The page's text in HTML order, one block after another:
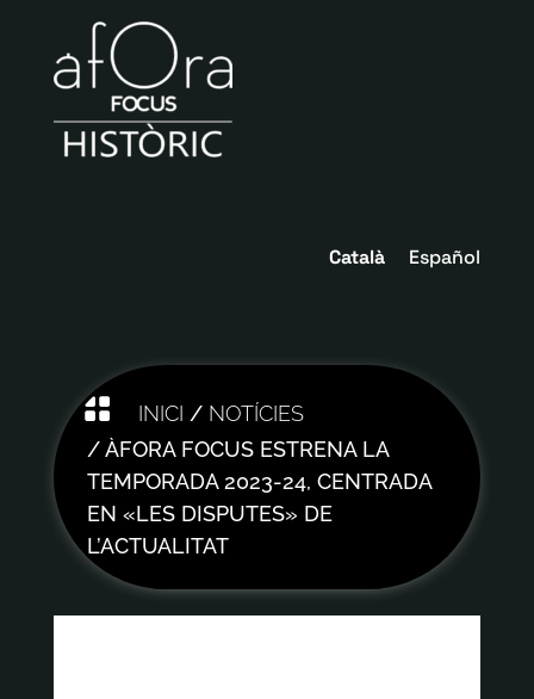
Català Español
 INICI / NOTÍCIES
/ ÀFORA FOCUS ESTRENA LA
TEMPORADA 2023-24, CENTRADA
EN «LES DISPUTES» DE
L’ACTUALITAT